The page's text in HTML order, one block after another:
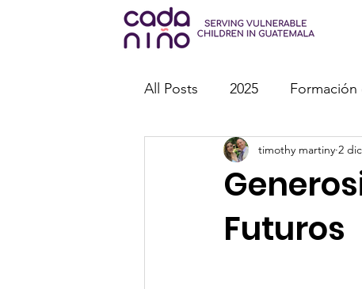
All Posts 2025 Formación
Misiones Eventos
Futuros
timothy martiny 2